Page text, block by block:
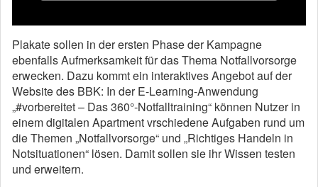
Plakate sollen in der ersten Phase der Kampagne
ebenfalls Aufmerksamkeit für das Thema Notfallvorsorge
erwecken. Dazu kommt ein interaktives Angebot auf der
Website des BBK: In der E-Learning-Anwendung
„#vorbereitet – Das 360°-Notfalltraining“ können Nutzer in
einem digitalen Apartment vrschiedene Aufgaben rund um
die Themen „Notfallvorsorge“ und „Richtiges Handeln in
Notsituationen“ lösen. Damit sollen sie ihr Wissen testen
und erweitern.